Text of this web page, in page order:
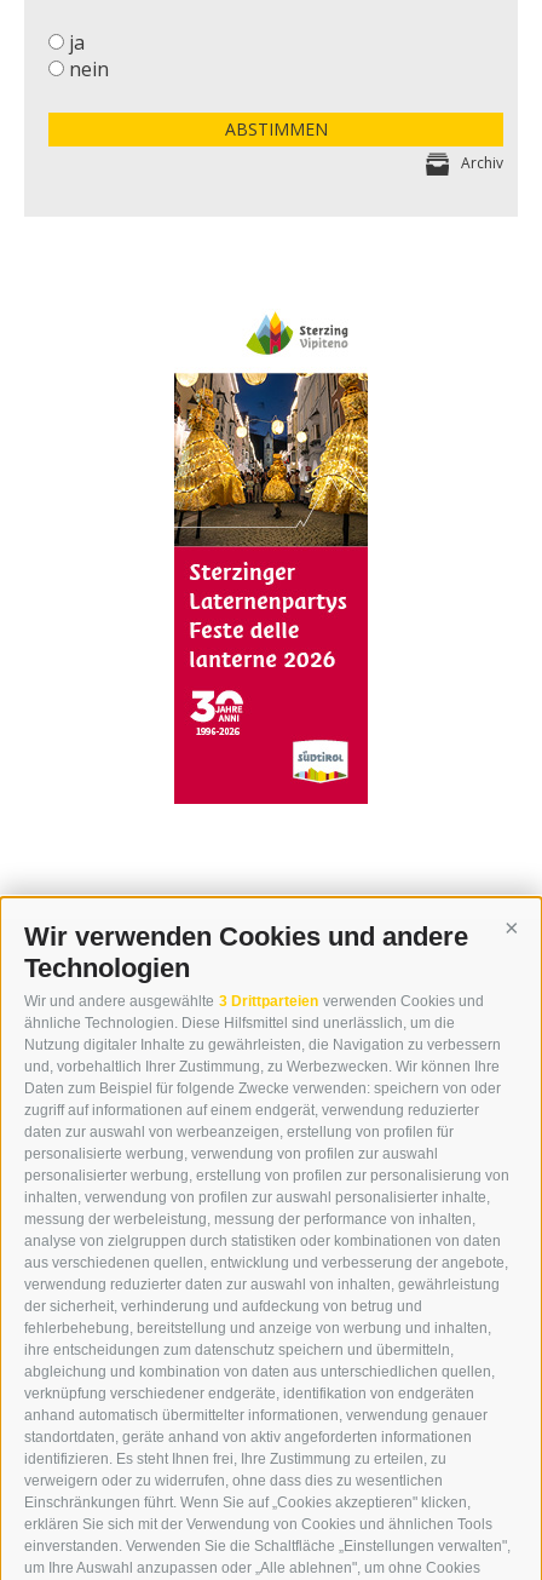
Wir verwenden Cookies und andere
Technologien
Wir und andere ausgewählte 3 Drittparteien verwenden Cookies und
ähnliche Technologien. Diese Hilfsmittel sind unerlässlich, um die
Nutzung digitaler Inhalte zu gewährleisten, die Navigation zu verbessern
und, vorbehaltlich Ihrer Zustimmung, zu Werbezwecken. Wir können Ihre
Daten zum Beispiel für folgende Zwecke verwenden: speichern von oder
zugriff auf informationen auf einem endgerät, verwendung reduzierter
daten zur auswahl von werbeanzeigen, erstellung von profilen für
personalisierte werbung, verwendung von profilen zur auswahl
personalisierter werbung, erstellung von profilen zur personalisierung von
inhalten, verwendung von profilen zur auswahl personalisierter inhalte,
messung der werbeleistung, messung der performance von inhalten,
analyse von zielgruppen durch statistiken oder kombinationen von daten
aus verschiedenen quellen, entwicklung und verbesserung der angebote,
verwendung reduzierter daten zur auswahl von inhalten, gewährleistung
der sicherheit, verhinderung und aufdeckung von betrug und
fehlerbehebung, bereitstellung und anzeige von werbung und inhalten,
ihre entscheidungen zum datenschutz speichern und übermitteln,
abgleichung und kombination von daten aus unterschiedlichen quellen,
verknüpfung verschiedener endgeräte, identifikation von endgeräten
anhand automatisch übermittelter informationen, verwendung genauer
standortdaten, geräte anhand von aktiv angeforderten informationen
identifizieren. Es steht Ihnen frei, Ihre Zustimmung zu erteilen, zu
verweigern oder zu widerrufen, ohne dass dies zu wesentlichen
Einschränkungen führt. Wenn Sie auf „Cookies akzeptieren" klicken,
erklären Sie sich mit der Verwendung von Cookies und ähnlichen Tools
einverstanden. Verwenden Sie die Schaltfläche „Einstellungen verwalten",
um Ihre Auswahl anzupassen oder „Alle ablehnen", um ohne Cookies
ja
nein
ABSTIMMEN
Archiv
KONTAKT
WIPP-MEDIA GMBH
DER ERKER
NEUSTADT 20A
I-39049 STERZING
TEL.: +39 0472 766876
GRAFIK@DERERKER.IT
INFO@DERERKER.IT
BARBARA.FONTANA@DERERKER.IT
DER ERKER
WERBEN IM ERKER
ONLINE-WERBUNG
SEPA-DAUERAUFTRAG
REGELN LESERKOMMENTARE
ONLINE VOTING
SERVICE
VERANSTALTUNGSKALENDER
KLEINANZEIGER